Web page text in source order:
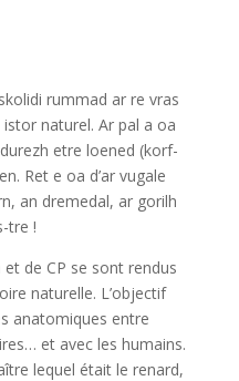
rummad ar re vras
naturel. Ar pal a oa
etre loened (korf-
Ret e oa d’ar vugale
an dremedal, ar gorilh
tre !
de CP se sont rendus
naturelle. L’objectif
anatomiques entre
et avec les humains.
lequel était le renard,